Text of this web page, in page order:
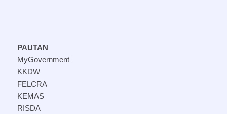
PAUTAN
MyGovernment
KKDW
FELCRA
KEMAS
RISDA